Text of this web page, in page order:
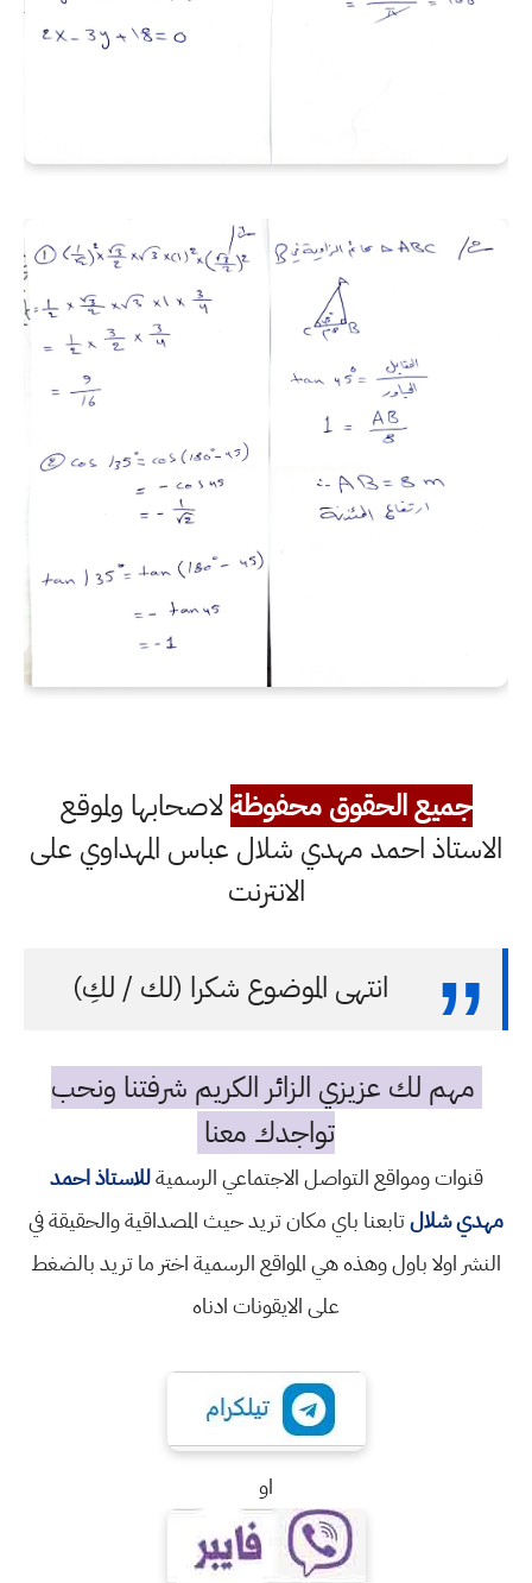
جميع الحقوق محفوظةلاصحابها ولموقع
الاستاذ احمد مهدي شلال عباس المهداوي على
الانترنت
انتهى الموضوع شكرا (لك / لكِ)
مهم لك عزيزي الزائر الكريم شرفتنا ونحب
تواجدك معنا
قنوات ومواقع التواصل الاجتماعي الرسميةللاستاذ احمد
مهدي شلالتابعنا باي مكان تريد حيث المصداقية والحقيقة في
النشر اولا باول وهذه هي المواقع الرسمية اختر ما تريد بالضغط
على الايقونات ادناه
او